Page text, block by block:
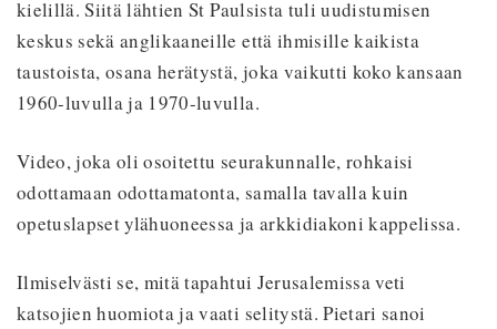
kielillä. Siitä lähtien St Paulsista tuli uudistumisen
keskus sekä anglikaaneille että ihmisille kaikista
taustoista, osana herätystä, joka vaikutti koko kansaan
1960-luvulla ja 1970-luvulla.
Video, joka oli osoitettu seurakunnalle, rohkaisi
odottamaan odottamatonta, samalla tavalla kuin
opetuslapset ylähuoneessa ja arkkidiakoni kappelissa.
Ilmiselvästi se, mitä tapahtui Jerusalemissa veti
katsojien huomiota ja vaati selitystä. Pietari sanoi